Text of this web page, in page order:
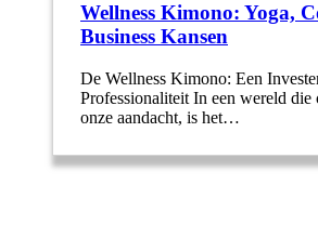
Wellness Kimono: Yoga,
Business Kansen
De Wellness Kimono: Een
Professionaliteit In een wereld die
onze aandacht, is het…